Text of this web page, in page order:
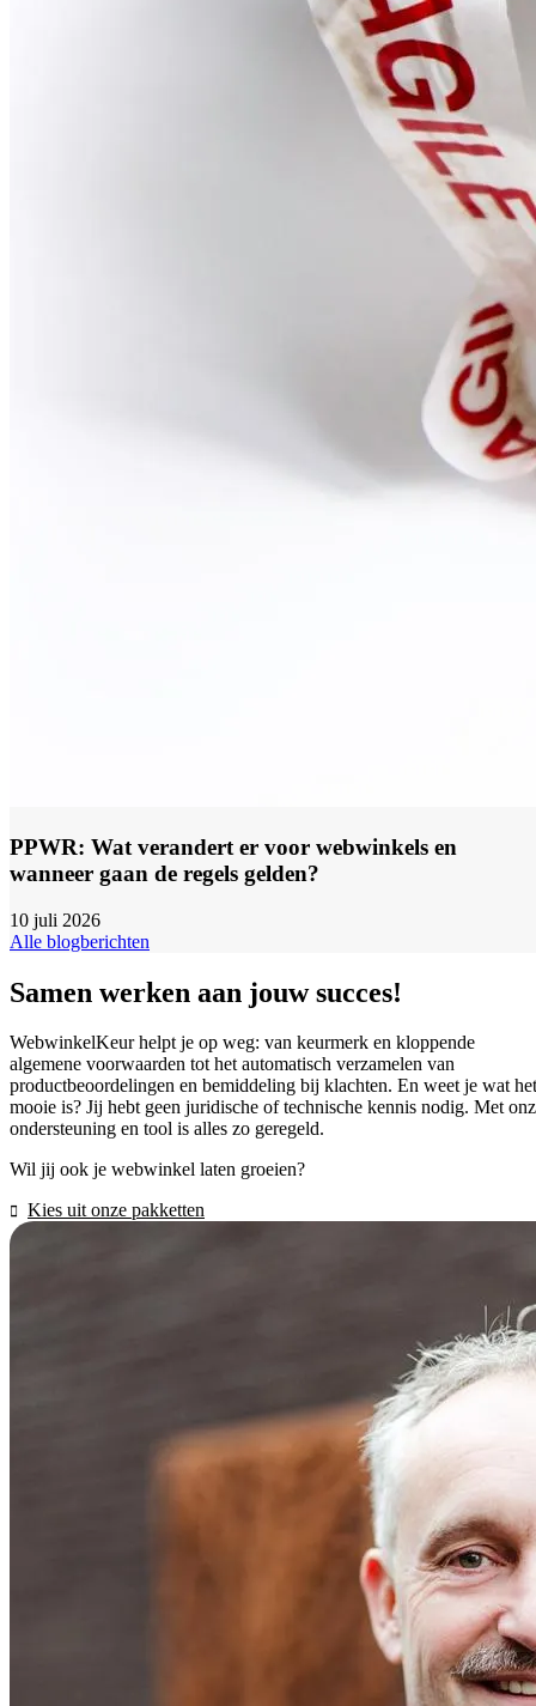
PPWR: Wat verandert er voor webwinkels en
wanneer gaan de regels gelden?
10 juli 2026
Alle blogberichten
Samen werken aan jouw succes!
WebwinkelKeur helpt je op weg: van keurmerk en kloppende
algemene voorwaarden tot het automatisch verzamelen van
productbeoordelingen en bemiddeling bij klachten. En weet je wat het
mooie is? Jij hebt geen juridische of technische kennis nodig. Met
ondersteuning en tool is alles zo geregeld.
Wil jij ook je webwinkel laten groeien?
Kies uit onze pakketten